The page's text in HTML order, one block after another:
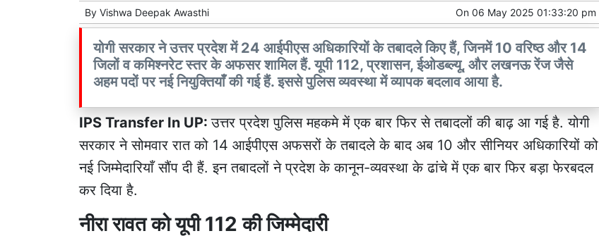
By Vishwa Deepak Awasthi On 06 May 2025 01:33:20 pm
योगी सरकार ने उत्तर प्रदेश में 24 आईपीएस अधिकारियों के तबादले किए हैं, जिनमें 10 वरिष्ठ और 14
जिलों व कमिश्नरेट स्तर के अफसर शामिल हैं. यूपी 112, प्रशासन, ईओडब्ल्यू, और लखनऊ रेंज जैसे
अहम पदों पर नई नियुक्तियाँ की गई हैं. इससे पुलिस व्यवस्था में व्यापक बदलाव आया है.
IPS Transfer In UP:उत्तर प्रदेश पुलिस महकमे में एक बार फिर से तबादलों की बाढ़ आ गई है. योगी
सरकार ने सोमवार रात को 14 आईपीएस अफसरों के तबादले के बाद अब 10 और सीनियर अधिकारियों को
नई जिम्मेदारियाँ सौंप दी हैं. इन तबादलों ने प्रदेश के कानून-व्यवस्था के ढांचे में एक बार फिर बड़ा फेरबदल
कर दिया है.
नीरा रावत को यूपी 112 की जिम्मेदारी